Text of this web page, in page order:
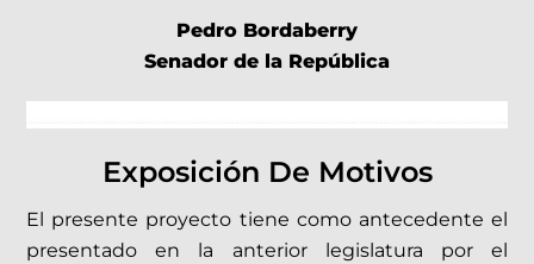
Pedro Bordaberry
Senador de la República
Exposición De Motivos
El presente proyecto tiene como antecedente el
presentado en la anterior legislatura por el